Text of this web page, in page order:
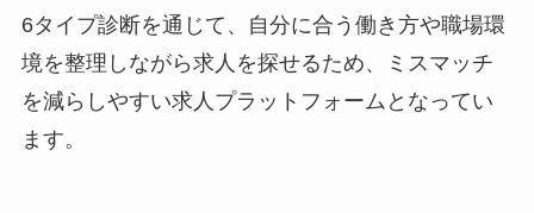
6タイプ診断を通じて、自分に合う働き方や職場環
境を整理しながら求人を探せるため、ミスマッチ
を減らしやすい求人プラットフォームとなってい
ます。